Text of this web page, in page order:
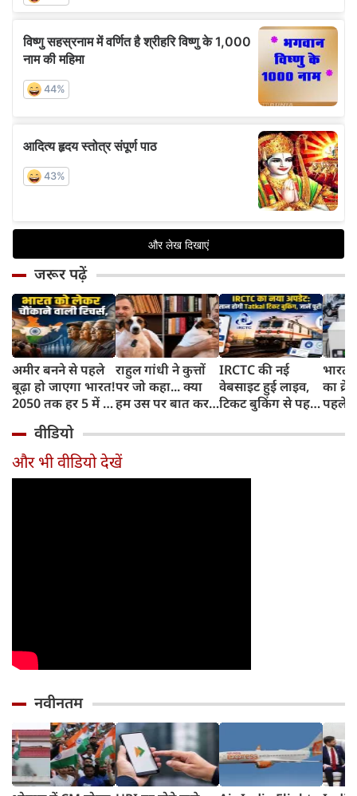
जरूर पढ़ें
अमीर बनने से पहले
बूढ़ा हो जाएगा भारत!
2050 तक हर 5 में 1
साल से ज्यादा उम्र का
राहुल गांधी ने कुत्तों
पर जो कहा... क्या
हम उस पर बात कर
IRCTC की नई
वेबसाइट हुई लाइव,
टिकट बुकिंग से पहले
काम, जानें पूरा
भारत
का
पहले
और
वीडियो
और भी वीडियो देखें
नवीनतम